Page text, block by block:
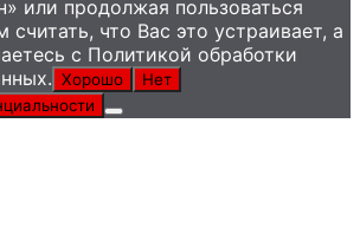
или продолжая пользоваться
что Вас это устраивает, а
с Политикой обработки
Хорошо
Нет